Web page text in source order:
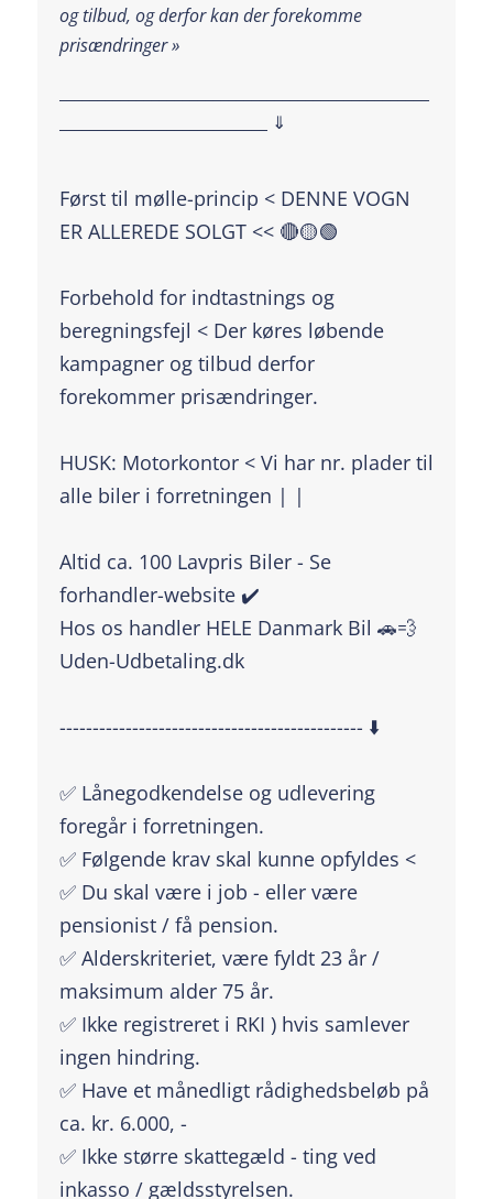
og tilbud, og derfor kan der forekomme
prisændringer »
___________________________ ⇓
Først til mølle-princip < DENNE VOGN
ER ALLEREDE SOLGT << 🔴🟡🟢
Forbehold for indtastnings og
beregningsfejl < Der køres løbende
kampagner og tilbud derfor
forekommer prisændringer.
HUSK: Motorkontor < Vi har nr. plader til
alle biler i forretningen | |
Altid ca. 100 Lavpris Biler - Se
forhandler-website ✔️
Hos os handler HELE Danmark Bil 🚗💨
Uden-Udbetaling.dk
---------------------------------------------- ⬇️
✅ Lånegodkendelse og udlevering
foregår i forretningen.
✅ Følgende krav skal kunne opfyldes <
✅ Du skal være i job - eller være
pensionist / få pension.
✅ Alderskriteriet, være fyldt 23 år /
maksimum alder 75 år.
✅ Ikke registreret i RKI ) hvis samlever
ingen hindring.
✅ Have et månedligt rådighedsbeløb på
ca. kr. 6.000, -
✅ Ikke større skattegæld - ting ved
inkasso / gældsstyrelsen.